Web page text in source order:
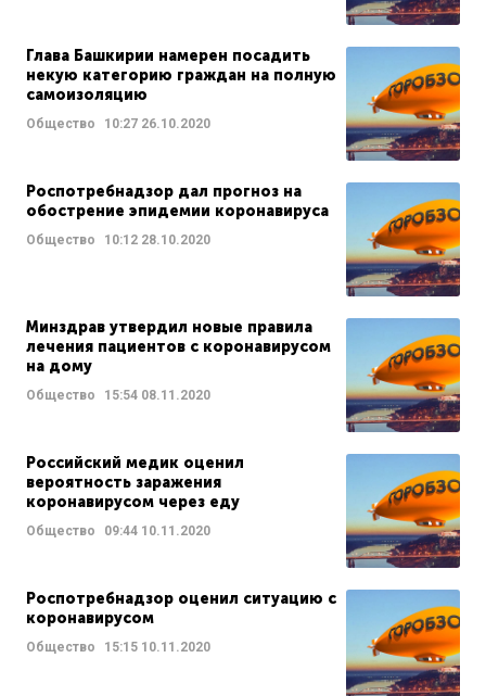
Глава Башкирии намерен посадить
некую категорию граждан на полную
самоизоляцию
Общество 10:27 26.10.2020
Роспотребнадзор дал прогноз на
обострение эпидемии коронавируса
Общество 10:12 28.10.2020
Минздрав утвердил новые правила
лечения пациентов с коронавирусом
на дому
Общество 15:54 08.11.2020
Российский медик оценил
вероятность заражения
коронавирусом через еду
Общество 09:44 10.11.2020
Роспотребнадзор оценил ситуацию с
коронавирусом
Общество 15:15 10.11.2020